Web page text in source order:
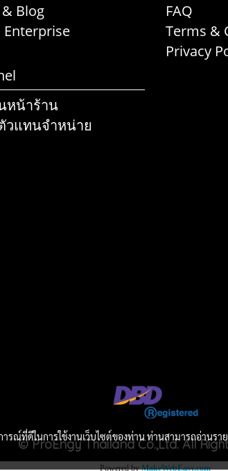
Blog
Enterprise
FAQ
Terms &
Privacy
หน้าร้าน
วแทนจำหน่าย
© ProEngy Thailand Co.,Ltd. All
Powered byMakeWebEasy.com
ณ์ที่ดีในการใช้งานเว็บไซต์ของท่าน ท่านสามารถอ่านรา